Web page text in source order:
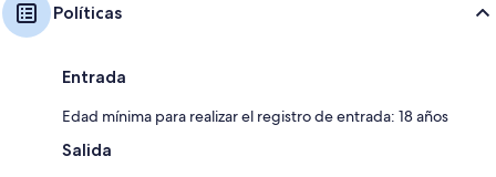
Políticas
Entrada
Edad mínima para realizar el registro de entrada: 18 años
Salida